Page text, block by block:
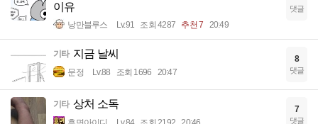
이유
낭만블루스 Lv.91 조회 4287 추천 7 20:49
댓글
기타 지금 날씨
문정 Lv.88 조회 1696 20:47
8
댓글
기타 상처 소독 7
댓글